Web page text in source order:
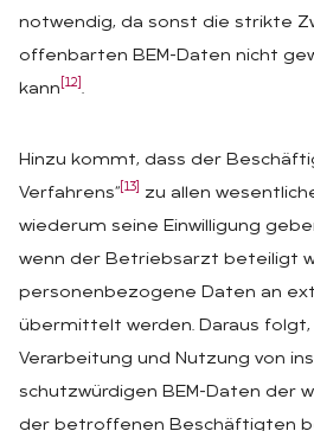
notwendig, da sonst die strikte
offenbarten BEM-Daten nicht
kann [12] .
Hinzu kommt, dass der
Verfahrens“ [13]
zu allen
wiederum seine Einwilligung
wenn der Betriebsarzt beteiligt
personenbezogene Daten an
übermittelt werden. Daraus folgt,
Verarbeitung und Nutzung von
schutzwürdigen BEM-Daten der
der betroffenen Beschäftigten